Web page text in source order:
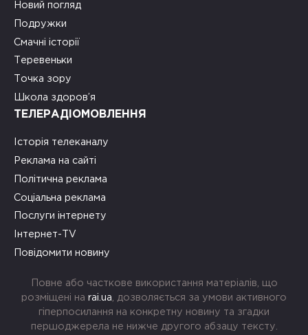
Новий погляд
Подружки
Смачні історії
Теревеньки
Точка зору
Школа здоров’я
ТЕЛЕРАДІОМОВЛЕННЯ
Історія телеканалу
Реклама на сайті
Політична реклама
Соціальна реклама
Послуги інтернету
Інтернет-TV
Повідомити новину
Повне або часткове використання матеріалів, що
розміщені на rai.ua , дозволяється за умови активного
гіперпосилання на конкретну новину та згадки
першоджерела не нижче другого абзацу тексту.